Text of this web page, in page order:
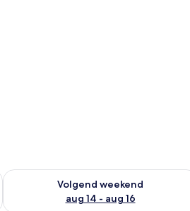
weekend aug 7 - aug 9
Volgend weekend
aug 14 - aug 16
De beschikbaarheid controleren